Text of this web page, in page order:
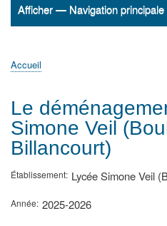
Navigation
Afficher — Navigation principale
Accueil
ActualitésMATh.en.JEANS ?
Régions et Ateliers
Créer, gérer un atelier
Sujets/Publications
Congrès
d'Ariane
Accueil
Le
Simone Veil
Billancourt)
Établissement Lycée Simone Veil
Année 2025-2026